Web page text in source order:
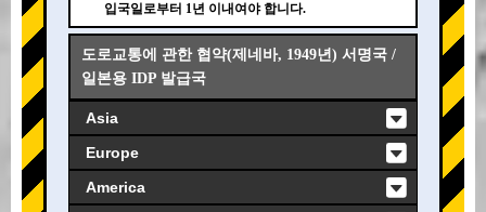
입국일로부터 1년 이내여야 합니다.
도로교통에 관한 협약(제네바, 1949년) 서명국 /
일본용 IDP 발급국
Asia
Europe
America